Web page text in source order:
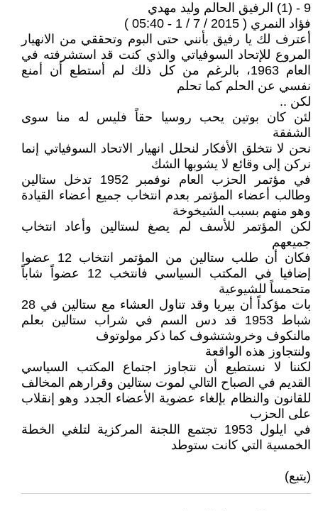
9 - (1) الرفيق الحالم وليد مهدي
فؤاد النمري ( 2015 / 7 / 1 - 05:40 )
أعترف لك يا رفيق بأنني حتى البوم وتحققي من الانهيار
المروع للإتحاد السوفياتي والذي كنت قد استشرفته في
العام 1963، بالرغم من كل ذلك لم أستطع أن أمنع
نفسي عن الحلم كما تحلم
لكن ..
لئن كان بوتين يحب روسيا حقاً فليس له منا سوى
الشفقة
نحن لا نتخلق الأفكار لنحلل انهيار الاتحاد السوفياتي إنما
نركن إلى وقائع لا يشوبها الشك
في مؤتمر الحزب العام نوفمبر 1952 تدخل ستالين
وطالب أعضاء المؤتمر بعدم انتخاب جميع أعضاء القيادة
وهو منهم بسبب الشيخوخة
لكن المؤتمر للأسف لم يصغ لستالين وأعاد انتخاب
جميعهم
فكان أن طلب ستالين من المؤتمر انتخاب 12 عضوا
إضافيا في المكتب السياسي فانتخب 12 عضواً شاباً
متحمساً للشيوعية
بات مؤكداً أن بيريا وقد تناول العشاء مع ستالين في 28
شباط 1953 قد دس السم في شراب ستالين بعلم
مالنكوف وخروشتشوف كما ذكر مولوتوف
ولنتجاوز هذه الواقعة
لكننا لا نستطيع أن نتجاوز اجتماع المكتب السياسي
القديم في الصباح التالي لموت ستالين وقرارهم المخالف
للقانون والنظام بإلغاء عضوية الأعضاء الجدد وهو إنقلاب
على الحزب
في ايلول 1953 تجتمع اللجنة المركزية لتلغي الخطة
الخمسية التي كانت ستوطد
(يتبع)